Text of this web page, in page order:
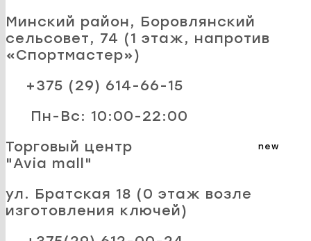
Минский район, Боровлянский
сельсовет, 74 (1 этаж, напротив
«Спортмастер»)
+375 (29) 614-66-15
Пн-Вс: 10:00-22:00
new
Торговый центр
"Avia mall"
ул. Братская 18 (0 этаж возле
изготовления ключей)